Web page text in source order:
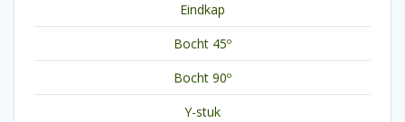
Eindkap
Bocht 45º
Bocht 90º
Y-stuk